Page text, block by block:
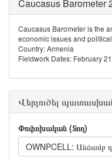
Caucasus Barometer
Caucasus Barometer is the
economic issues and
Country: Armenia
Fieldwork Dates: February
Վերլուծել
Փոփոխական (Տող)
OWNPCELL: Անձամբ